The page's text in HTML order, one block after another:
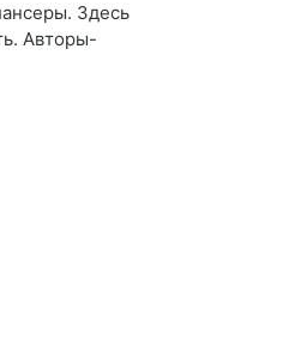
Здесь
Авторы-